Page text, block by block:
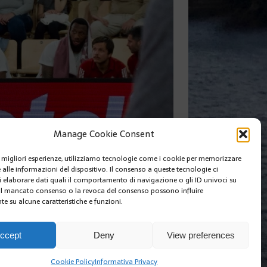
Manage Cookie Consent
migliori esperienze, utilizziamo tecnologie come i cookie per memorizzare
alle informazioni del dispositivo. Il consenso a queste tecnologie ci
elaborare dati quali il comportamento di navigazione o gli ID univoci su
mancato consenso o la revoca del consenso possono influire
su alcune caratteristiche e funzioni.
Deny View preferences
Cookie PolicyInformativa Privacy
SUIVANT
SIAMO COOKIE POLICY (EU)